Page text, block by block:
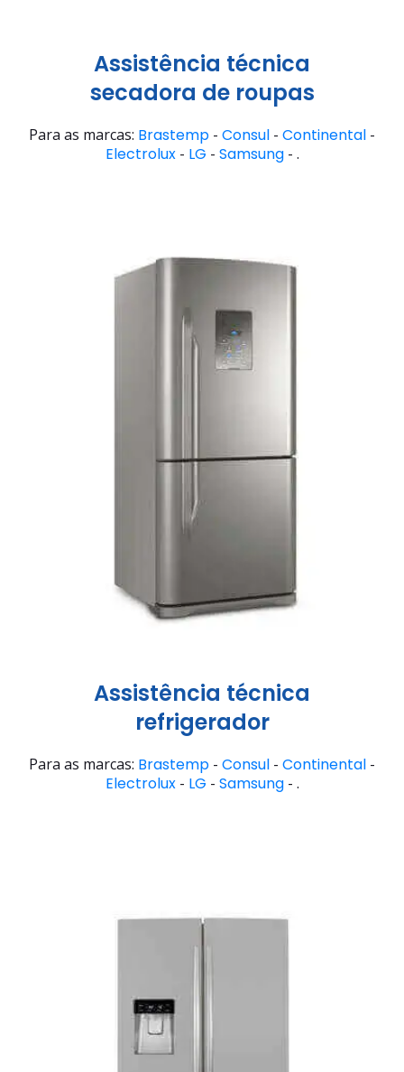
Assistência técnica
secadora de roupas
Para as marcas: Brastemp - Consul - Continental -
Electrolux- LG - Samsung- .
Assistência técnica
refrigerador
Para as marcas: Brastemp - Consul - Continental -
Electrolux- LG - Samsung- .